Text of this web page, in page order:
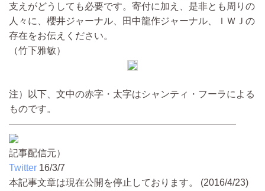
支えがどうしても必要です。寄付に加え、是非とも周りの
人々に、櫻井ジャーナル、田中龍作ジャーナル、ＩＷＪの
存在をお伝えください。
（竹下雅敏）
注）以下、文中の赤字・太字はシャンティ・フーラによる
ものです。
————————————————————————
記事配信元）
Twitter 16/3/7
本記事文章は現在公開を停止しております。 (2016/4/23)